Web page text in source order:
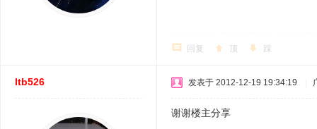
回复 顶 踩
ltb526 发表于 2012-12-19 19:34:19
谢谢楼主分享